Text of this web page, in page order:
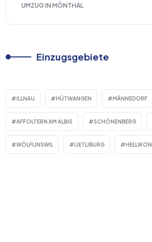
UMZUG IN MÖNTHAL
Einzugsgebiete
ILLNAU HÜTWANGEN MÄNNEDORF
AFFOLTERN AM ALBIS SCHÖNENBERG
WÖLFLINSWIL UETLIBURG HELLIKON